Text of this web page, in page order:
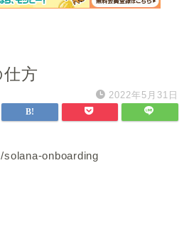
方
2022年5月31日
onboarding